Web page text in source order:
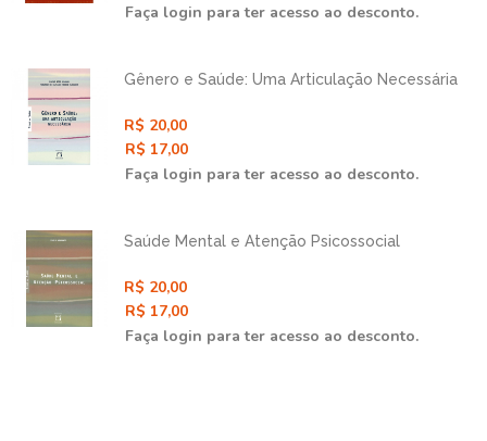
Faça login para ter acesso ao desconto.
Gênero e Saúde: Uma Articulação Necessária
R$ 20,00
R$ 17,00
Faça login para ter acesso ao desconto.
Saúde Mental e Atenção Psicossocial
R$ 20,00
R$ 17,00
Faça login para ter acesso ao desconto.